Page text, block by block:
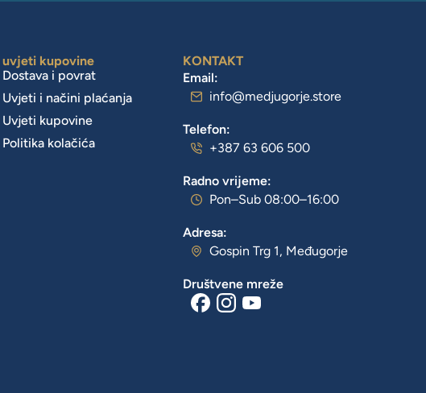
uvjeti kupovine
Dostava i povrat
Uvjeti i načini plaćanja
Uvjeti kupovine
Politika kolačića
KONTAKT
Email:
info@medjugorje.store
Telefon:
+387 63 606 500
Radno vrijeme:
Pon–Sub 08:00–16:00
Adresa:
Gospin Trg 1, Međugorje
Društvene mreže